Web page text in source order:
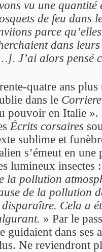
vu une
de feu dans
parce
dans
J’ai alors pensé
quatre ans plus
dans le
pouvoir en Italie ».
Écrits corsaires
sublime et
s’émeut en
lumineux insectes
la pollution
de la pollution
Cela a
» Par le
guidaient dans ses
Ne reviendront